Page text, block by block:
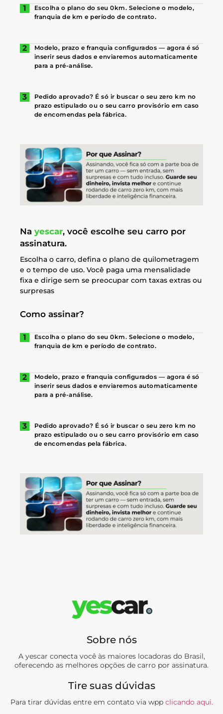
Escolha o plano do seu 0km. Selecione o modelo,
franquia de km e período de contrato.
Modelo, prazo e franquia configurados — agora é só
inserir seus dados e enviaremos automaticamente
para a pré-análise.
Pedido aprovado? É só ir buscar o seu zero km no
prazo estipulado ou o seu carro provisório em caso
de encomendas pela fábrica.
Na yescar, você escolhe seu carro por
assinatura.
Escolha o carro, defina o plano de quilometragem
e o tempo de uso. Você paga uma mensalidade
fixa e dirige sem se preocupar com taxas extras ou
surpresas
Como assinar?
Escolha o plano do seu 0km. Selecione o modelo,
franquia de km e período de contrato.
Modelo, prazo e franquia configurados — agora é só
inserir seus dados e enviaremos automaticamente
para a pré-análise.
Pedido aprovado? É só ir buscar o seu zero km no
prazo estipulado ou o seu carro provisório em caso
de encomendas pela fábrica.
Sobre nós
A yescar conecta você às maiores locadoras do Brasil,
oferecendo as melhores opções de carro por assinatura.
Tire suas dúvidas
Para tirar dúvidas entre em contato via wpp clicando aqui.